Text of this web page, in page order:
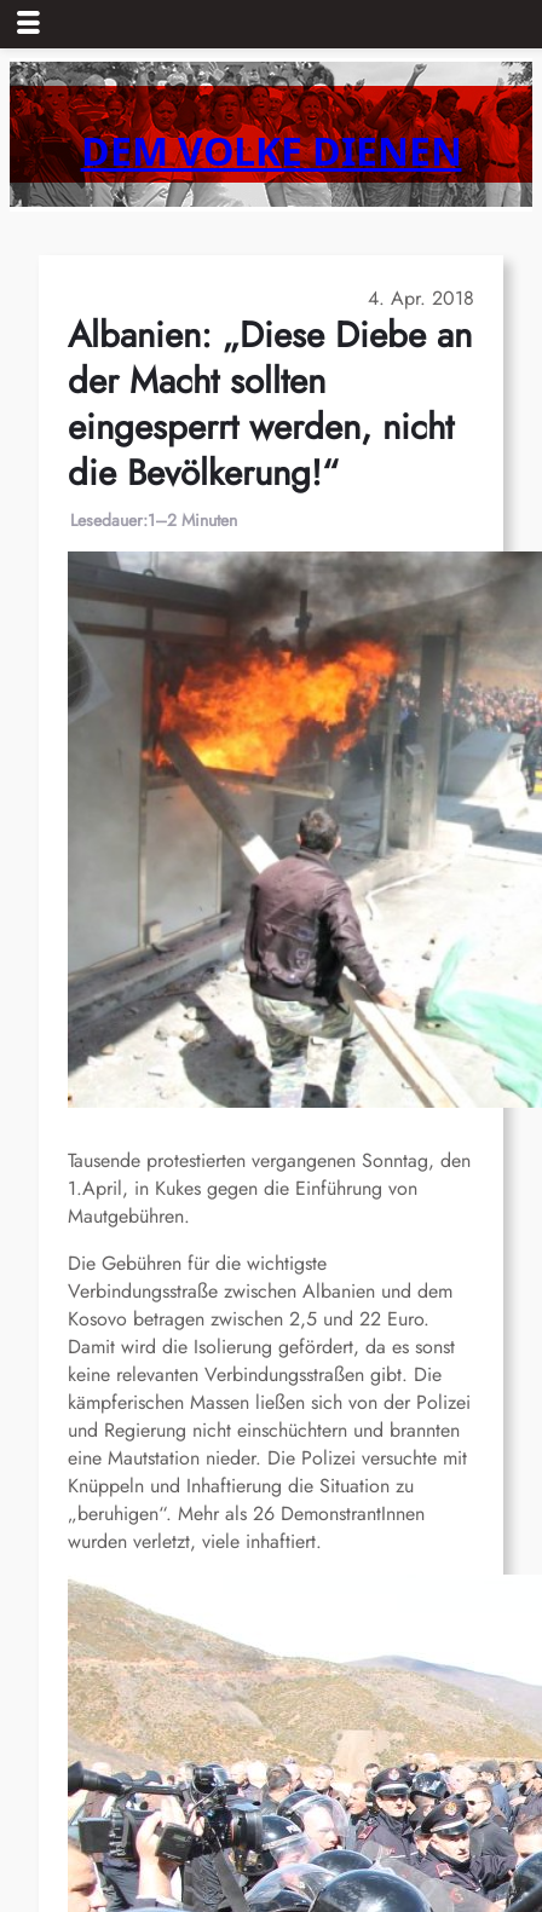
Zum
Inhalt
springenDEM VOLKE DIENEN
4. Apr. 2018
Albanien: „Diese Diebe an
der Macht sollten
eingesperrt werden, nicht
die Bevölkerung!“
Lesedauer:1–2 Minuten
Tausende protestierten vergangenen Sonntag, den
1.April, in Kukes gegen die Einführung von
Mautgebühren.
Die Gebühren für die wichtigste
Verbindungsstraße zwischen Albanien und dem
Kosovo betragen zwischen 2,5 und 22 Euro.
Damit wird die Isolierung gefördert, da es sonst
keine relevanten Verbindungsstraßen gibt. Die
kämpferischen Massen ließen sich von der Polizei
und Regierung nicht einschüchtern und brannten
eine Mautstation nieder. Die Polizei versuchte mit
Knüppeln und Inhaftierung die Situation zu
„beruhigen“. Mehr als 26 DemonstrantInnen
wurden verletzt, viele inhaftiert.